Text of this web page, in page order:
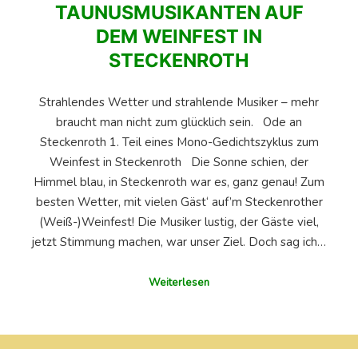
TAUNUSMUSIKANTEN AUF
DEM WEINFEST IN
STECKENROTH
Strahlendes Wetter und strahlende Musiker – mehr
braucht man nicht zum glücklich sein. Ode an
Steckenroth 1. Teil eines Mono-Gedichtszyklus zum
Weinfest in Steckenroth Die Sonne schien, der
Himmel blau, in Steckenroth war es, ganz genau! Zum
besten Wetter, mit vielen Gäst‘ auf’m Steckenrother
(Weiß-)Weinfest! Die Musiker lustig, der Gäste viel,
jetzt Stimmung machen, war unser Ziel. Doch sag ich…
Weiterlesen